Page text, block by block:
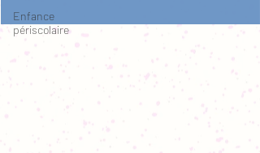
Enfance
périscolaire